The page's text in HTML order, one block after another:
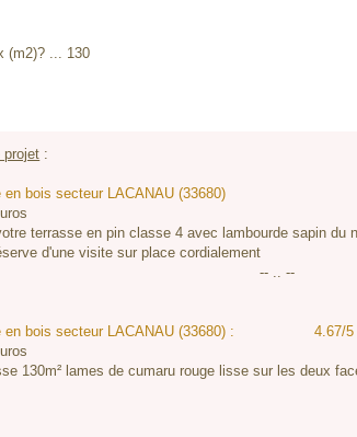
(m2)? ... 130
projet :
bois secteur LACANAU (33680)
terrasse en pin classe 4 avec lambourde sapin
d'une visite sur place cordialement
-- .. --
bois secteur LACANAU (33680) :
4.67/
130m² lames de cumaru rouge lisse sur les deux